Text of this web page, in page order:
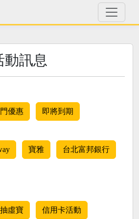
動訊息
優惠 即將到期
寶雅 台北富邦銀行
抽虛寶 信用卡活動